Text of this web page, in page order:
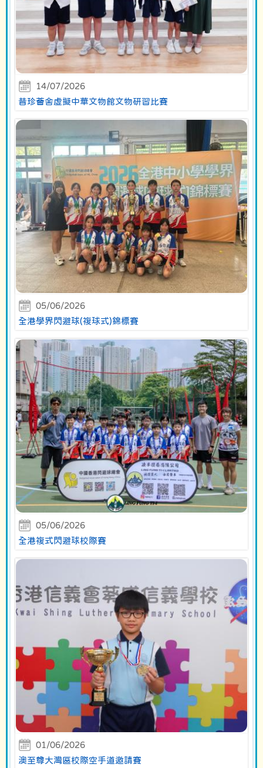
14/07/2026
昔珍薈舍虛擬中華文物館文物研習比賽
05/06/2026
全港學界閃避球(複球式)錦標賽
05/06/2026
全港複式閃避球校際賽
01/06/2026
澳至尊大灣區校際空手道邀請賽